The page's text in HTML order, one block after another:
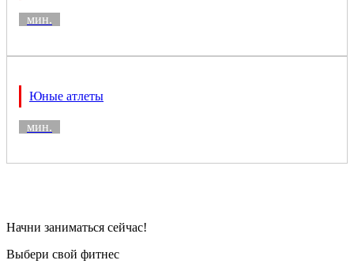
мин.
Юные атлеты
мин.
Начни заниматься сейчас!
Выбери свой фитнес